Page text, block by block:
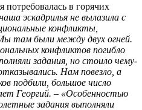
потребовалась в горячих
эскадрилья не вылазила с
конфликты,
там были между двух огней.
конфликтов погибло
задания, но стоило чему-
Нам повезло, а
подбили, большое число
Георгий. – «Особенностью
задания выполняли